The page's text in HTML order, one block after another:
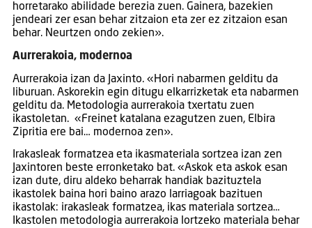
horretarako abilidade berezia zuen. Gainera, bazekien
jendeari zer esan behar zitzaion eta zer ez zitzaion esan
behar. Neurtzen ondo zekien».
Aurrerakoia, modernoa
Aurrerakoia izan da Jaxinto. «Hori nabarmen gelditu da
liburuan. Askorekin egin ditugu elkarrizketak eta nabarmen
gelditu da. Metodologia aurrerakoia txertatu zuen
ikastoletan. «Freinet katalana ezagutzen zuen, Elbira
Zipritia ere bai… modernoa zen».
Irakasleak formatzea eta ikasmateriala sortzea izan zen
Jaxintoren beste erronketako bat. «Askok eta askok esan
izan dute, diru aldeko beharrak handiak bazituztela
ikastolek baina hori baino arazo larriagoak bazituen
ikastolak: irakasleak formatzea, ikas materiala sortzea…
Ikastolen metodologia aurrerakoia lortzeko materiala behar